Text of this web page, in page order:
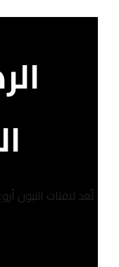
تُعد لافتات النيون